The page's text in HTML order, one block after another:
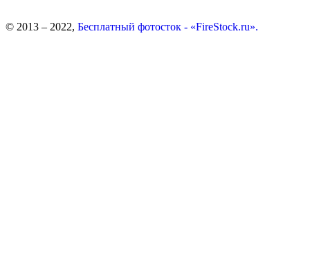
© 2013 – 2022, Бесплатный фотосток - «FireStock.ru».